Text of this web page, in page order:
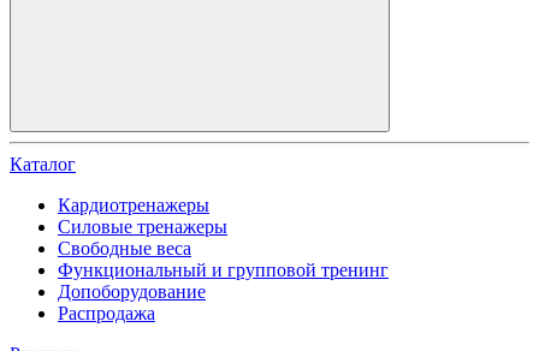
Каталог
Кардиотренажеры
Силовые тренажеры
Свободные веса
Функциональный и групповой тренинг
Допоборудование
Распродажа